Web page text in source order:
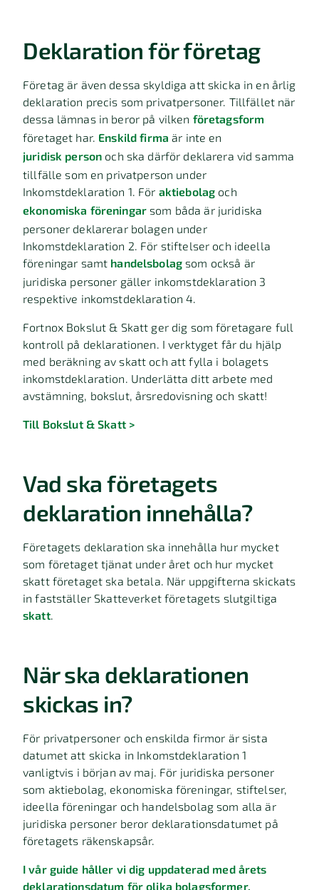
Deklaration för företag
Företag är även dessa skyldiga att skicka in en årlig
deklaration precis som privatpersoner. Tillfället när
dessa lämnas in beror på vilken företagsform
företaget har. Enskild firma är inte en
juridisk person och ska därför deklarera vid samma
tillfälle som en privatperson under
Inkomstdeklaration 1. För aktiebolag och
ekonomiska föreningar som båda är juridiska
personer deklarerar bolagen under
Inkomstdeklaration 2. För stiftelser och ideella
föreningar samt handelsbolag som också är
juridiska personer gäller inkomstdeklaration 3
respektive inkomstdeklaration 4.
Fortnox Bokslut & Skatt ger dig som företagare full
kontroll på deklarationen. I verktyget får du hjälp
med beräkning av skatt och att fylla i bolagets
inkomstdeklaration. Underlätta ditt arbete med
avstämning, bokslut, årsredovisning och skatt!
Till Bokslut & Skatt >
Vad ska företagets
deklaration innehålla?
Företagets deklaration ska innehålla hur mycket
som företaget tjänat under året och hur mycket
skatt företaget ska betala. När uppgifterna skickats
in fastställer Skatteverket företagets slutgiltiga
skatt.
När ska deklarationen
skickas in?
För privatpersoner och enskilda firmor är sista
datumet att skicka in Inkomstdeklaration 1
vanligtvis i början av maj. För juridiska personer
som aktiebolag, ekonomiska föreningar, stiftelser,
ideella föreningar och handelsbolag som alla är
juridiska personer beror deklarationsdatumet på
företagets räkenskapsår.
I vår guide håller vi dig uppdaterad med årets
deklarationsdatum för olika bolagsformer.